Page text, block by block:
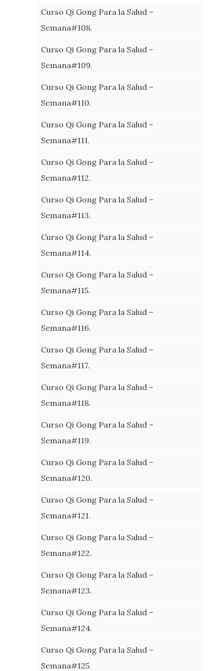
Curso Qi Gong Para la Salud –
Semana#108.
Curso Qi Gong Para la Salud –
Semana#109.
Curso Qi Gong Para la Salud –
Semana#110.
Curso Qi Gong Para la Salud –
Semana#111.
Curso Qi Gong Para la Salud –
Semana#112.
Curso Qi Gong Para la Salud –
Semana#113.
Curso Qi Gong Para la Salud –
Semana#114.
Curso Qi Gong Para la Salud –
Semana#115.
Curso Qi Gong Para la Salud –
Semana#116.
Curso Qi Gong Para la Salud –
Semana#117.
Curso Qi Gong Para la Salud –
Semana#118.
Curso Qi Gong Para la Salud –
Semana#119.
Curso Qi Gong Para la Salud –
Semana#120.
Curso Qi Gong Para la Salud –
Semana#121.
Curso Qi Gong Para la Salud –
Semana#122.
Curso Qi Gong Para la Salud –
Semana#123.
Curso Qi Gong Para la Salud –
Semana#124.
Curso Qi Gong Para la Salud –
Semana#125.